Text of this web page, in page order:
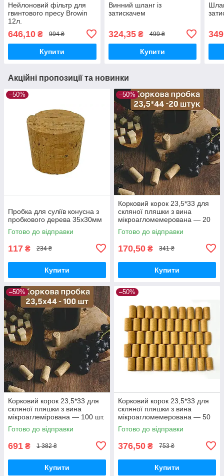
Нейлоновий фільтр для
гвинтового пресу Browin
12л.
646,10 ₴ 994 ₴
Купити
Винний шланг із
затискачем
324,35₴ 499 ₴
Купити
Акційні пропозиції та новинки
–50%
Пробка для суліїв конусна з
пробкового дерева 35x30мм
Готово до відправки
117 ₴ 234 ₴
Купити
–50%
Корковий корок 23,5*33 для
скляної пляшки з вина
мікроагломемерована — 20
шт.
Готово до відправки
170,50 ₴ 341 ₴
Купити
–50%
Корковий корок 23,5*33 для
скляної пляшки з вина
мікроаглемірована — 100 шт.
Готово до відправки
691 ₴ 1 382 ₴
Купити
–50%
Корковий корок 23,5*33 для
скляної пляшки з вина
мікроагломемерована — 50
шт.
Готово до відправки
376,50 ₴ 753 ₴
Купити